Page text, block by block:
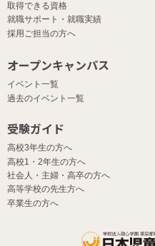
取得できる資格
就職サポート・就職実績
採用ご担当の方へ
オープンキャンパス
イベント一覧
過去のイベント一覧
受験ガイド
高校3年生の方へ
高校1・2年生の方へ
社会人・主婦・高卒の方へ
高等学校の先生方へ
卒業生の方へ